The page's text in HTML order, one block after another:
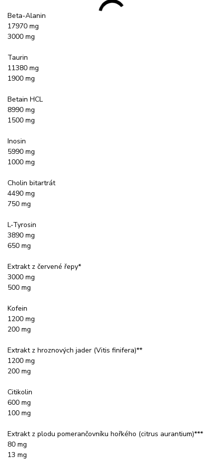
Beta-Alanin
17970 mg
3000 mg
Taurin
11380 mg
1900 mg
Betain HCL
8990 mg
1500 mg
Inosin
5990 mg
1000 mg
Cholin bitartrát
4490 mg
750 mg
L-Tyrosin
3890 mg
650 mg
Extrakt z červené řepy*
3000 mg
500 mg
Kofein
1200 mg
200 mg
Extrakt z hroznových jader (Vitis finifera)**
1200 mg
200 mg
Citikolin
600 mg
100 mg
Extrakt z plodu pomerančovníku hořkého (citrus aurantium)***
80 mg
13 mg